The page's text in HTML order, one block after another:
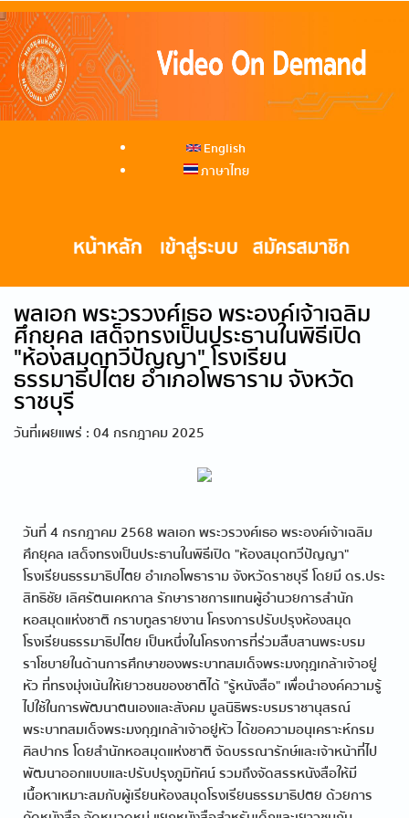
English
ภาษาไทย
พลเอก พระวรวงศ์เธอ พระองค์เจ้าเฉลิม
ศึกยุคล เสด็จทรงเป็นประธานในพิธีเปิด
"ห้องสมุดทวีปัญญา" โรงเรียน
ธรรมาธิปไตย อำเภอโพธาราม จังหวัด
ราชบุรี
วันที่เผยแพร่ : 04 กรกฎาคม 2025
วันที่ 4 กรกฎาคม 2568 พลเอก พระวรวงศ์เธอ พระองค์เจ้าเฉลิม
ศึกยุคล เสด็จทรงเป็นประธานในพิธีเปิด "ห้องสมุดทวีปัญญา"
โรงเรียนธรรมาธิปไตย อำเภอโพธาราม จังหวัดราชบุรี โดยมี ดร.ประ
สิทธิชัย เลิศรัตนเคหกาล รักษาราชการแทนผู้อำนวยการสำนัก
หอสมุดแห่งชาติ กราบทูลรายงาน โครงการปรับปรุงห้องสมุด
โรงเรียนธรรมาธิปไตย เป็นหนึ่งในโครงการที่ร่วมสืบสานพระบรม
ราโชบายในด้านการศึกษาของพระบาทสมเด็จพระมงกุฎเกล้าเจ้าอยู่
หัว ที่ทรงมุ่งเน้นให้เยาวชนของชาติได้ "รู้หนังสือ" เพื่อนำองค์ความรู้
ไปใช้ในการพัฒนาตนเองและสังคม มูลนิธิพระบรมราชานุสรณ์
พระบาทสมเด็จพระมงกุฎเกล้าเจ้าอยู่หัว ได้ขอความอนุเคราะห์กรม
ศิลปากร โดยสำนักหอสมุดแห่งชาติ จัดบรรณารักษ์และเจ้าหน้าที่ไป
พัฒนาออกแบบและปรับปรุงภูมิทัศน์ รวมถึงจัดสรรหนังสือให้มี
เนื้อหาเหมาะสมกับผู้เรียนห้องสมุดโรงเรียนธรรมาธิปตย ด้วยการ